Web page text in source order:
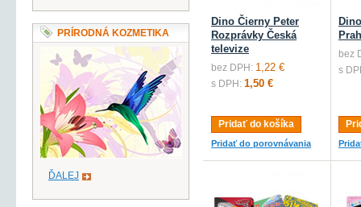
Dino Čierny Peter
Rozprávky Česká
televize
bez DPH: 1,22 €
s DPH: 1,50 €
Pridať do košíka
Pridať do porovnávania
bez
s
PRÍRODNÁ KOZMETIKA
ĎALEJ